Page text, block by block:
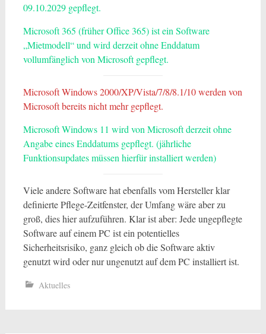
09.10.2029 gepflegt.
Microsoft 365 (früher Office 365) ist ein Software
„Mietmodell“ und wird derzeit ohne Enddatum
vollumfänglich von Microsoft gepflegt.
Microsoft Windows 2000/XP/Vista/7/8/8.1/10 werden von
Microsoft bereits nicht mehr gepflegt.
Microsoft Windows 11 wird von Microsoft derzeit ohne
Angabe eines Enddatums gepflegt. (jährliche
Funktionsupdates müssen hierfür installiert werden)
Viele andere Software hat ebenfalls vom Hersteller klar
definierte Pflege-Zeitfenster, der Umfang wäre aber zu
groß, dies hier aufzuführen. Klar ist aber: Jede ungepflegte
Software auf einem PC ist ein potentielles
Sicherheitsrisiko, ganz gleich ob die Software aktiv
genutzt wird oder nur ungenutzt auf dem PC installiert ist.
Aktuelles